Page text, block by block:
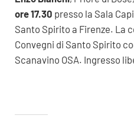
ore 17.30 presso la Sala
Santo Spirito a Firenze. La
Convegni di Santo Spirito
Scanavino OSA. Ingresso